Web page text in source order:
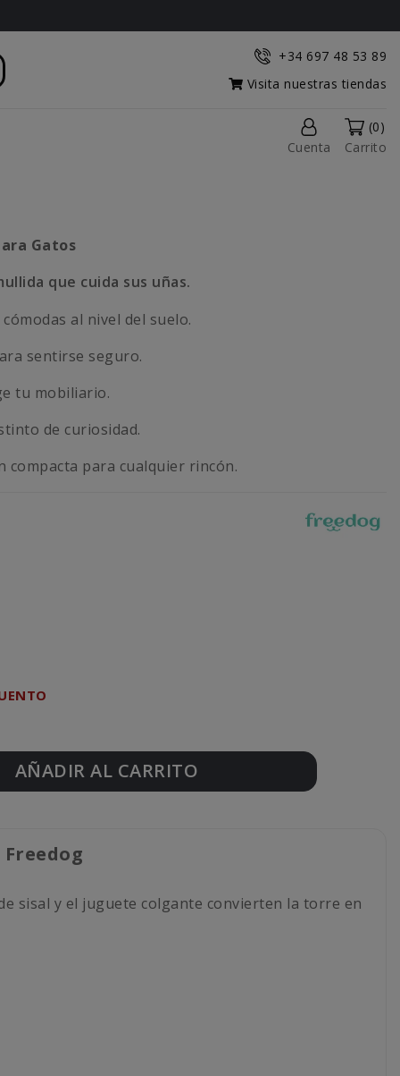
+34 697 48 53 89
Visita nuestras tiendas
Cuenta
(0)
Carrito
Gatos
que cuida sus uñas.
al nivel del suelo.
sentirse seguro.
tu mobiliario.
de curiosidad.
compacta para cualquier rincón.
AÑADIR AL CARRITO
sisal y el juguete colgante convierten la torre en